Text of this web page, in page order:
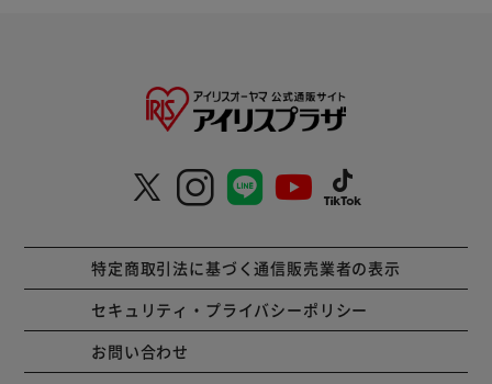
特定商取引法に基づく通信販売業者の表示
セキュリティ・プライバシーポリシー
お問い合わせ